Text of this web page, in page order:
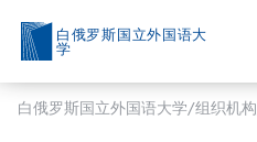
白俄罗斯国立外国语大
学
白俄罗斯国立外国语大学 组织机构